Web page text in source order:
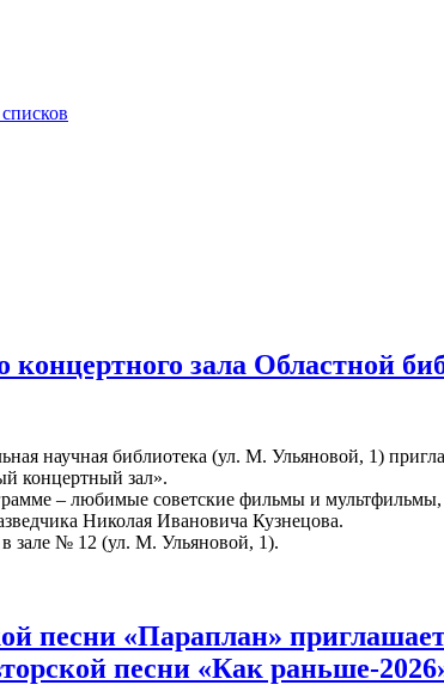
зала Областной
научная библиотека (ул. М. Ульяновой, 1)
концертный зал».
– любимые советские фильмы и
Николая Ивановича Кузнецова.
зале № 12 (ул. М. Ульяновой, 1).
песни «Параплан»
песни «Как раньше-